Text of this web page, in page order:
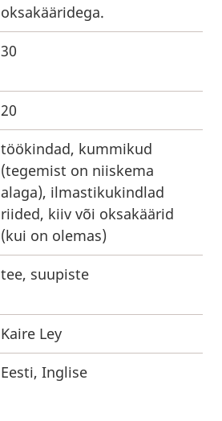
oksakääridega.
30
20
töökindad, kummikud
(tegemist on niiskema
alaga), ilmastikukindlad
riided, kiiv või oksakäärid
(kui on olemas)
tee, suupiste
Kaire Ley
Eesti, Inglise